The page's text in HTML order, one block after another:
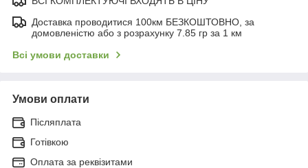
Доставка проводитися 100км БЕЗКОШТОВНО, за
домовленістю або з розрахунку 7.85 гр за 1 км
Всі умови доставки
Умови оплати
Післяплата
Готівкою
Оплата за реквізитами